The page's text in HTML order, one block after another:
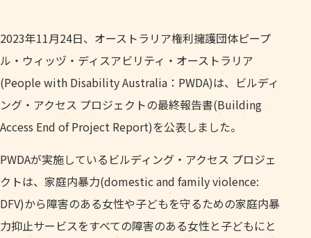
2023年11月24日、オーストラリア権利擁護団体ピープ
ル・ウィッヅ・ディスアビリティ・オーストラリア
(People with Disability Australia：PWDA)は、ビルディ
ング・アクセス プロジェクトの最終報告書(Building
Access End of Project Report)を公表しました。
PWDAが実施しているビルディング・アクセス プロジェ
クトは、家庭内暴力(domestic and family violence:
DFV)から障害のある女性や子どもを守るための家庭内暴
力抑止サービスをすべての障害のある女性と子どもにと